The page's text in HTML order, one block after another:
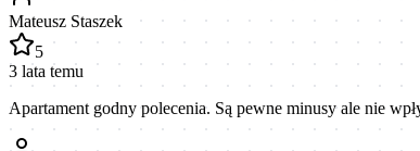
Mateusz Staszek
5
3 lata temu
Apartament godny polecenia. Są pewne minusy ale nie